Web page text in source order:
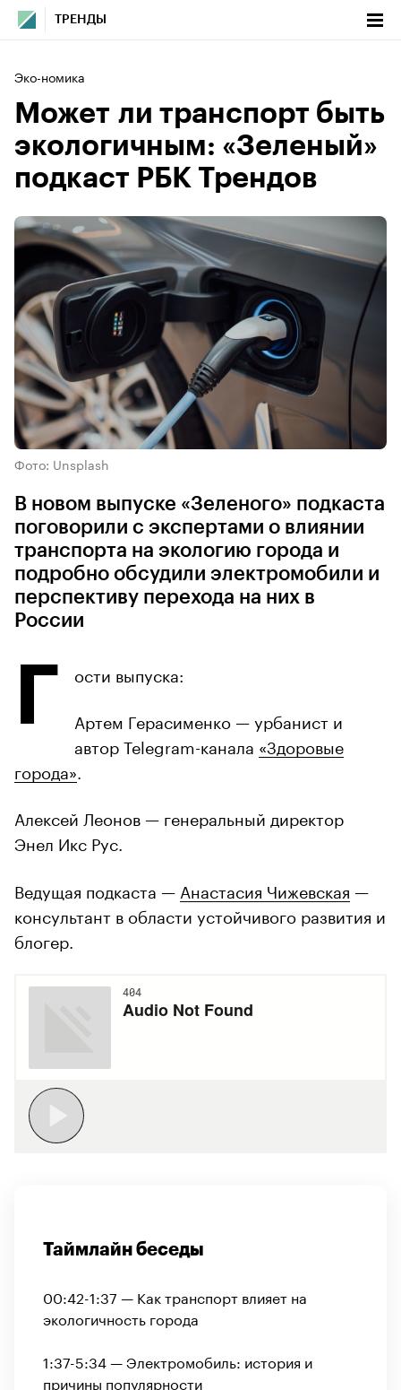
ТРЕНДЫ
Эко-номика
Может ли транспорт быть
экологичным: «Зеленый»
подкаст РБК Трендов
Фото: Unsplash
В новом выпуске «Зеленого» подкаста
поговорили с экспертами о влиянии
транспорта на экологию города и
подробно обсудили электромобили и
перспективу перехода на них в
России
Г
ости выпуска:
Артем Герасименко — урбанист и
автор Telegram-канала «Здоровые
города»
Алексей Леонов — генеральный директор
Энел Икс Рус.
Ведущая подкаста — Анастасия Чижевская —
консультант в области устойчивого развития и
блогер.
Таймлайн беседы
00:42-1:37 — Как транспорт влияет на
экологичность города
1:37-5:34 — Электромобиль: история и
причины популярности